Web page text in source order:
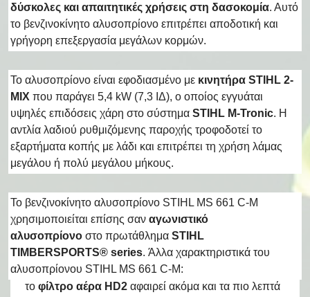
δύσκολες και απαιτητικές χρήσεις στη δασοκομία. Αυτό
το βενζινοκίνητο αλυσοπρίονο επιτρέπει αποδοτική και
γρήγορη επεξεργασία μεγάλων κορμών.
Το αλυσοπρίονο είναι εφοδιασμένο με κινητήρα STIHL 2-
MIX που παράγει 5,4 kW (7,3 ΙΔ), ο οποίος εγγυάται
υψηλές επιδόσεις χάρη στο σύστημα STIHL M-Tronic. Η
αντλία λαδιού ρυθμιζόμενης παροχής τροφοδοτεί το
εξαρτήματα κοπής με λάδι και επιτρέπει τη χρήση λάμας
μεγάλου ή πολύ μεγάλου μήκους.
Το βενζινοκίνητο αλυσοπρίονο STIHL MS 661 C-M
χρησιμοποιείται επίσης σαν αγωνιστικό
αλυσοπρίονο στο πρωτάθλημα STIHL
TIMBERSPORTS® series. Άλλα χαρακτηριστικά του
αλυσοπρίονου STIHL MS 661 C-M:
το φίλτρο αέρα HD2 αφαιρεί ακόμα και τα πιο λεπτά